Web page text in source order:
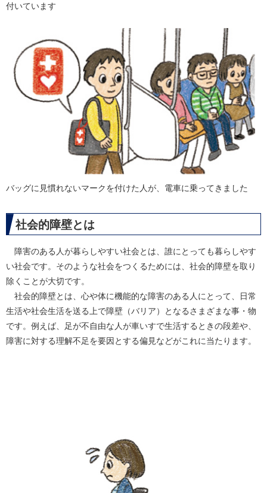
付いています
バッグに見慣れないマークを付けた人が、電車に乗ってきました
社会的障壁とは
障害のある人が暮らしやすい社会とは、誰にとっても暮らしやす
い社会です。そのような社会をつくるためには、社会的障壁を取り
除くことが大切です。
社会的障壁とは、心や体に機能的な障害のある人にとって、日常
生活や社会生活を送る上で障壁（バリア）となるさまざまな事・物
です。例えば、足が不自由な人が車いすで生活するときの段差や、
障害に対する理解不足を要因とする偏見などがこれに当たります。